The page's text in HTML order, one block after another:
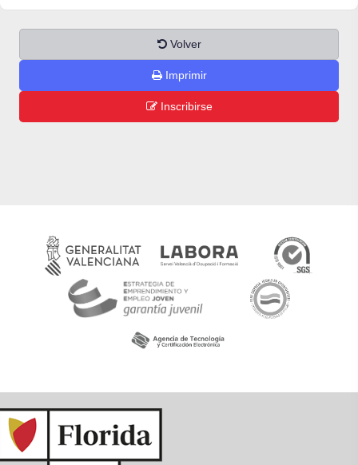
Volver
Imprimir
Inscribirse